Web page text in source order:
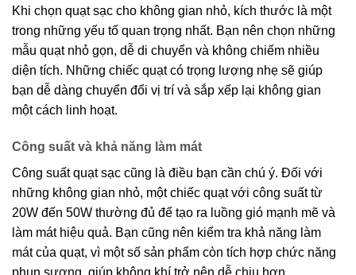
Khi chọn quạt sạc cho không gian nhỏ, kích thước là một
trong những yếu tố quan trọng nhất. Bạn nên chọn những
mẫu quạt nhỏ gọn, dễ di chuyển và không chiếm nhiều
diện tích. Những chiếc quạt có trọng lượng nhẹ sẽ giúp
bạn dễ dàng chuyển đổi vị trí và sắp xếp lại không gian
một cách linh hoạt.
Công suất và khả năng làm mát
Công suất quạt sạc cũng là điều bạn cần chú ý. Đối với
những không gian nhỏ, một chiếc quạt với công suất từ
20W đến 50W thường đủ để tạo ra luồng gió mạnh mẽ và
làm mát hiệu quả. Bạn cũng nên kiểm tra khả năng làm
mát của quạt, vì một số sản phẩm còn tích hợp chức năng
phun sương, giúp không khí trở nên dễ chịu hơn.